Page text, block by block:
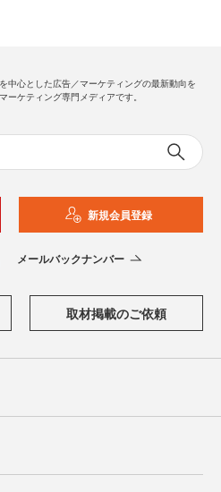
中心とした広告／マーケティングの最新動向を
ーケティング専門メディアです。
新規会員登録
メールバックナンバー
取材掲載のご依頼